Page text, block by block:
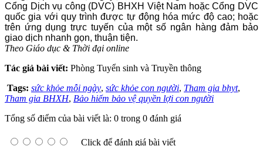
Cổng Dịch vụ công (DVC) BHXH Việt Nam hoặc Cổng DVC
quốc gia với quy trình được tự động hóa mức độ cao; hoặc
trên ứng dụng trực tuyến của một số ngân hàng đảm bảo
giao dịch nhanh gọn, thuận tiện.
Theo Giáo dục & Thời đại online
Tác giả bài viết: Phòng Tuyển sinh và Truyền thông
Tags: sức khỏe mỗi ngày, sức khỏe con người, Tham gia bhyt,
Tham gia BHXH, Bảo hiểm bảo vệ quyền lợi con người
Tổng số điểm của bài viết là: 0 trong 0 đánh giá
Click để đánh giá bài viết